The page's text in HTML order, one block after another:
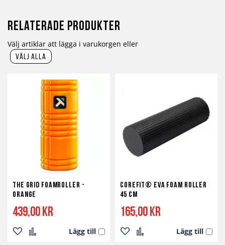
Relaterade produkter
Välj artiklar att lägga i varukorgen eller
välj alla
The Grid Foamroller -
Orange
439,00 kr
Lägg till
Corefit® EVA Foam Roller
45 cm
165,00 kr
Lägg till